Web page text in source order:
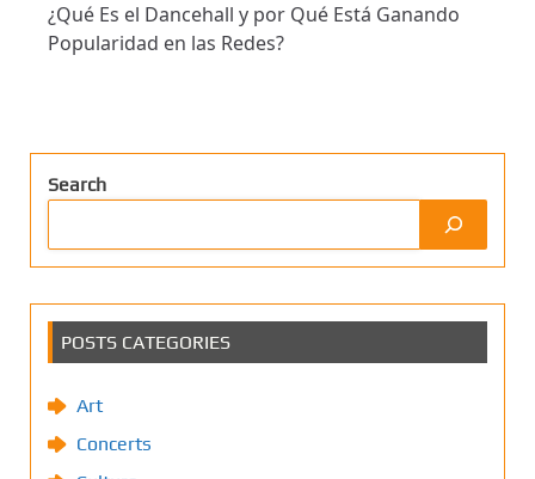
¿Qué Es el Dancehall y por Qué Está Ganando
Popularidad en las Redes?
Search
POSTS CATEGORIES
Art
Concerts